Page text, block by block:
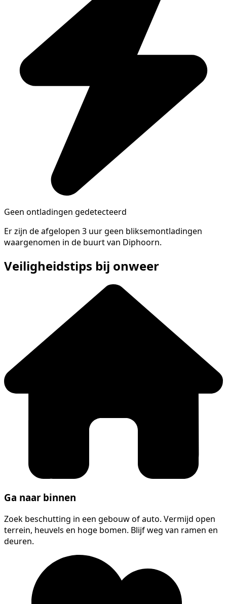
Geen ontladingen gedetecteerd
Er zijn de afgelopen 3 uur geen bliksemontladingen
waargenomen in de buurt van Diphoorn.
Veiligheidstips bij onweer
Ga naar binnen
Zoek beschutting in een gebouw of auto. Vermijd open
terrein, heuvels en hoge bomen. Blijf weg van ramen en
deuren.